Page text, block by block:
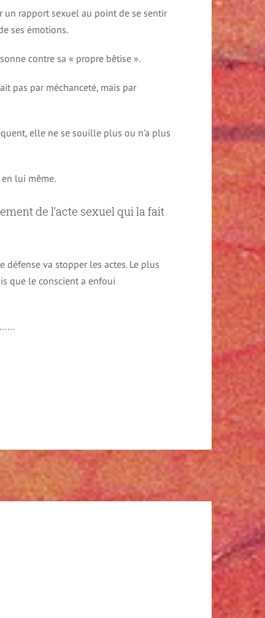
un rapport sexuel au point de se sentir
ses émotions.
contre sa « propre bêtise ».
pas par méchanceté, mais par
elle ne se souille plus ou n’a plus
lui même.
de l’acte sexuel qui la fait
défense va stopper les actes. Le plus
que le conscient a enfoui